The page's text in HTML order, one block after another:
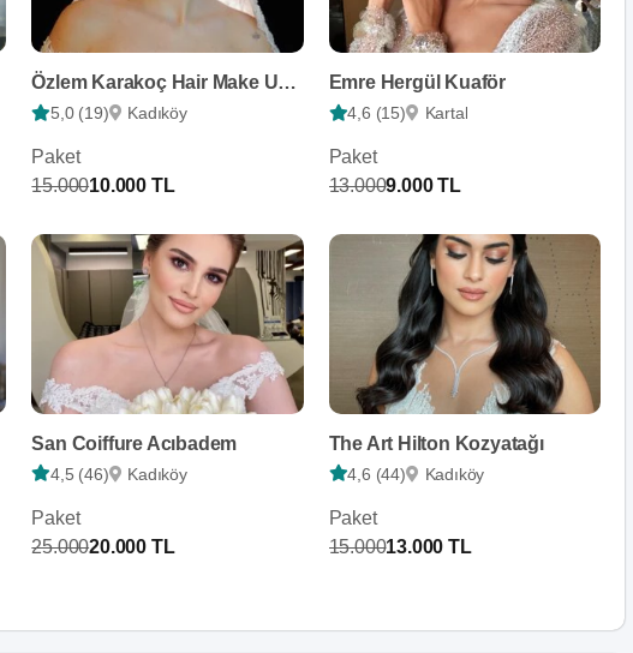
Özlem Karakoç Hair Make Up Artist
5,0 (19) Kadıköy
Paket
15.00010.000 TL
Emre Hergül Kuaför
4,6 (15) Kartal
Paket
13.0009.000 TL
San Coiffure Acıbadem
4,5 (46) Kadıköy
Paket
25.00020.000 TL
The Art Hilton Kozyatağı
4,6 (44) Kadıköy
Paket
15.00013.000 TL